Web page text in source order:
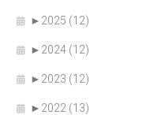
► 2025 (12)
► 2024 (12)
► 2023 (12)
► 2022 (13)